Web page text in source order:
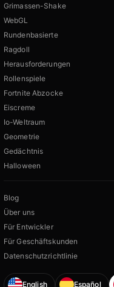
Grimassen-Shake
WebGL
Rundenbasierte
Ragdoll
Herausforderungen
Rollenspiele
Fortnite Abzocke
Eiscreme
Io-Weltraum
Geometrie
Gedächtnis
Halloween
Blog
Über uns
Für Entwickler
Für Geschäftskunden
Datenschutzrichtlinie
English Español